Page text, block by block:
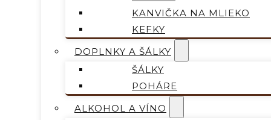
KANVIČKA NA MLIEKO
KEFKY
DOPLNKY A ŠÁLKY
ŠÁLKY
POHÁRE
ALKOHOL A VÍNO